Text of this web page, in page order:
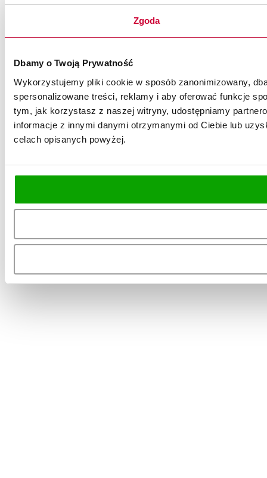
Zgoda
Dbamy o Twoją Prywatność
Wykorzystujemy pliki cookie w sposób zanonimizowany,
spersonalizowane treści, reklamy i aby oferować funkcje
tym, jak korzystasz z naszej witryny, udostępniamy
informacje z innymi danymi otrzymanymi od Ciebie lub
celach opisanych powyżej.